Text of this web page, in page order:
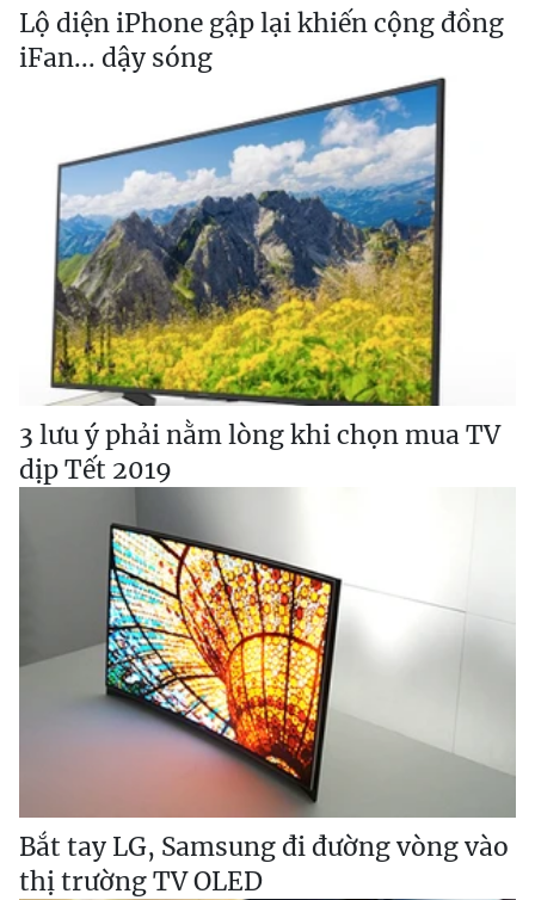
Lộ diện iPhone gập lại khiến cộng đồng
iFan... dậy sóng
3 lưu ý phải nằm lòng khi chọn mua TV
dịp Tết 2019
Bắt tay LG, Samsung đi đường vòng vào
thị trường TV OLED